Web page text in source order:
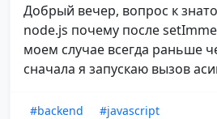
Добрый вечер, вопрос к
node.js почему после
моем случае всегда раньше
сначала я запускаю вызов
#backend
#javascript